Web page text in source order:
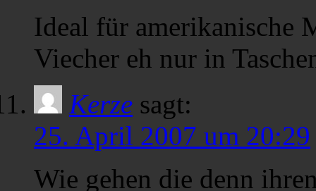
Ideal für amerikanische
Viecher eh nur in
Kerze sagt:
25. April 2007 um 20:29
Wie gehen die denn